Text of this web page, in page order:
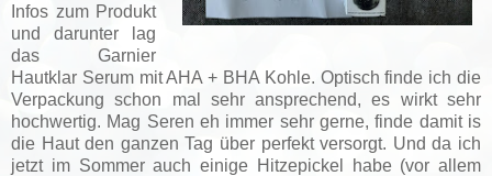
Infos zum Produkt
und darunter lag
das Garnier
Hautklar Serum mit AHA + BHA Kohle. Optisch finde ich die
Verpackung schon mal sehr ansprechend, es wirkt sehr
hochwertig. Mag Seren eh immer sehr gerne, finde damit is
die Haut den ganzen Tag über perfekt versorgt. Und da ich
jetzt im Sommer auch einige Hitzepickel habe (vor allem